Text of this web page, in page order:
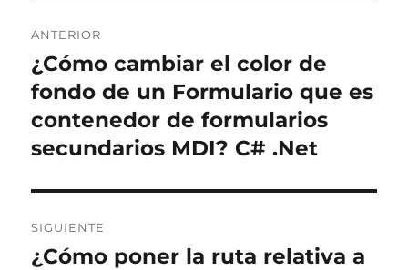
de
entradas
ANTERIOR
Entrada
anterior:
¿Cómo cambiar el color de
fondo de un Formulario que es
contenedor de formularios
secundarios MDI? C# .Net
SIGUIENTE
Entrada
¿Cómo poner la ruta relativa a